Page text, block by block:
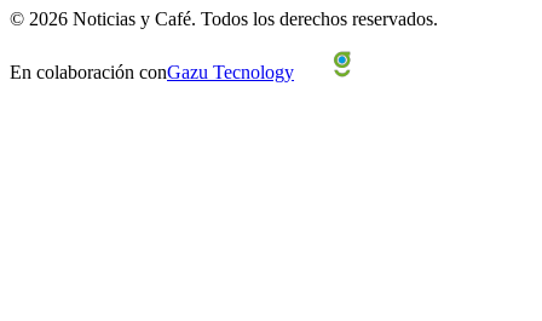
© 2026 Noticias y Café. Todos los derechos reservados.
En colaboración conGazu Tecnology